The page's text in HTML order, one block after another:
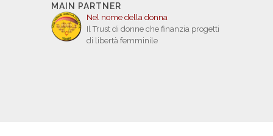
MAIN PARTNER
Nel nome della donna
Il Trust di donne che finanzia progetti
di libertà femminile